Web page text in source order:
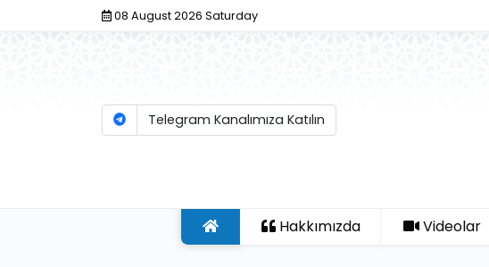
08 August 2026 Saturday
Telegram Kanalımıza Katılın
Hakkımızda Videolar